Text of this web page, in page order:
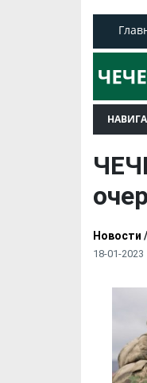
Новости /
18-01-2023